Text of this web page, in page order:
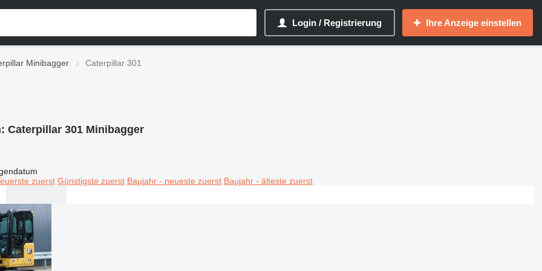
Login / Registrierung Ihre Anzeige einstellen
Minibagger Caterpillar 301
Caterpillar 301 Minibagger
zuerst Günstigste zuerst Baujahr - neueste zuerst Baujahr - älteste zuerst